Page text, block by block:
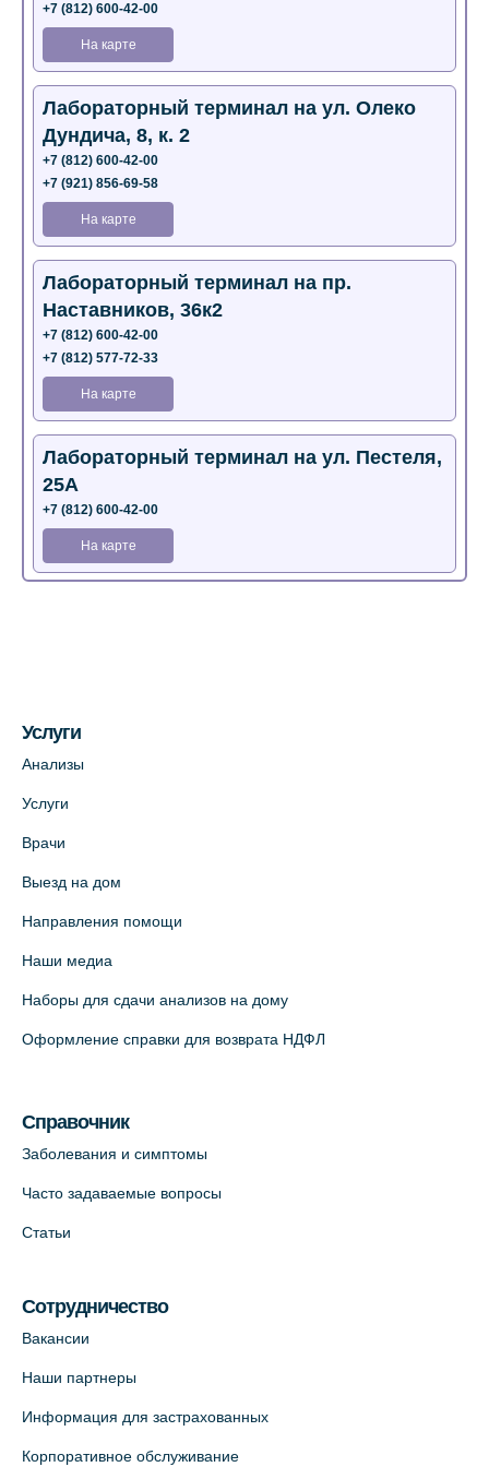
+7 (812) 600-42-00
На карте
Лабораторный терминал на ул. Олеко
Дундича, 8, к. 2
+7 (812) 600-42-00
+7 (921) 856-69-58
На карте
Лабораторный терминал на пр.
Наставников, 36к2
+7 (812) 600-42-00
+7 (812) 577-72-33
На карте
Лабораторный терминал на ул. Пестеля,
25А
+7 (812) 600-42-00
На карте
Медицинский центр на ул. Моисеенко, 5
+7 (812) 660-73-69
+7 (812) 660-73-69
На карте
Красносельское шоссе, 54, к.3
Медицинский центр на Кондратьевском
д.3, В.О. (официальный партнёр)
+7 (812) 986-98-91
Услуги
Анализы
Услуги
Врачи
Выезд на дом
Направления помощи
Наши медиа
Наборы для сдачи анализов на дому
Оформление справки для возврата НДФЛ
Справочник
Заболевания и симптомы
Часто задаваемые вопросы
Статьи
Сотрудничество
Вакансии
Наши партнеры
Информация для застрахованных
Корпоративное обслуживание